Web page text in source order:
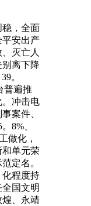
，全面
平安出产
灭亡人
离下降
。
普遍推
。冲击电
案件、
8%、
做化，
和单元荣
定名。
化程度持
国文明
煌、永靖